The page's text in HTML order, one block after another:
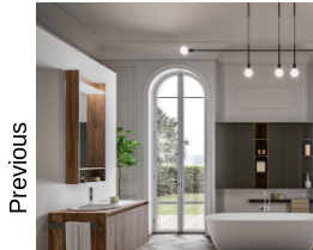
Κούρβα:ίσιο σόκορο
Πυρήνας:νοβοπάν P2
Ιδιότητες:
– Ισχυρές αντοχές στη
κρούση & χάραξη
Previous